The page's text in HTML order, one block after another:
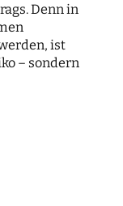
Denn in
ist
– sondern